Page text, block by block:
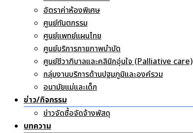
อัตราค่าห้องพิเศษ
ศูนย์ทันตกรรม
ศูนย์แพทย์แผนไทย
ศูนย์บริการกายภาพบำบัด
ศูนย์ชีวาภิบาลและคลินิกอุ่นใจ (Palliative care)
กลุ่มงานบริการด้านปฐมภูมิและองค์รวม
อนามัยแม่และเด็ก
ข่าว/กิจกรรม
ข่าวจัดซื้อจัดจ้างพัสดุ
บทความ